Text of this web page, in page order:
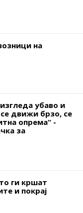
на
убаво и
движи брзо, се
опрема“ -
за
ги кршат
и покрај